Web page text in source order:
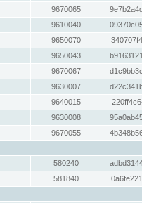
9670065
9610040
9650070
9650043
9670067
9630007
9640015
9630008
9670055
580240
581840